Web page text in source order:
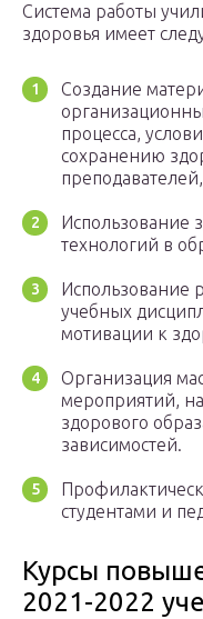
Система работы
здоровья имеет
Создание
процесса,
сохранению
Использование
технологий в
Использование
учебных
мотивации к
Организация
мероприятий,
здорового
зависимостей.
студентами и
Курсы
2021-2022